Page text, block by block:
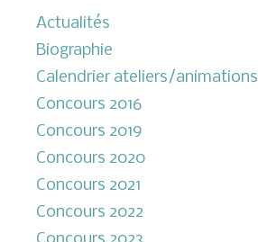
Actualités
Biographie
Calendrier ateliers/animations
Concours 2016
Concours 2019
Concours 2020
Concours 2021
Concours 2022